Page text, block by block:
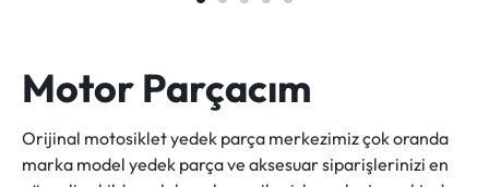
Motor Parçacım
Orijinal motosiklet yedek parça merkezimiz çok oranda
marka model yedek parça ve aksesuar siparişlerinizi en